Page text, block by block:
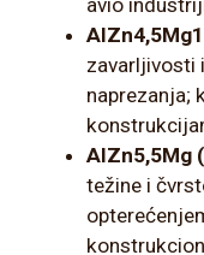
avio
zavarljivosti
naprezanja;
AlZn5,5Mg
težine i